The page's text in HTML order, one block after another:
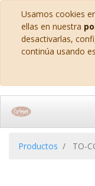
Usamos cookies
ellas en nuestra
desactivarlas,
continúa usando
Productos TO-